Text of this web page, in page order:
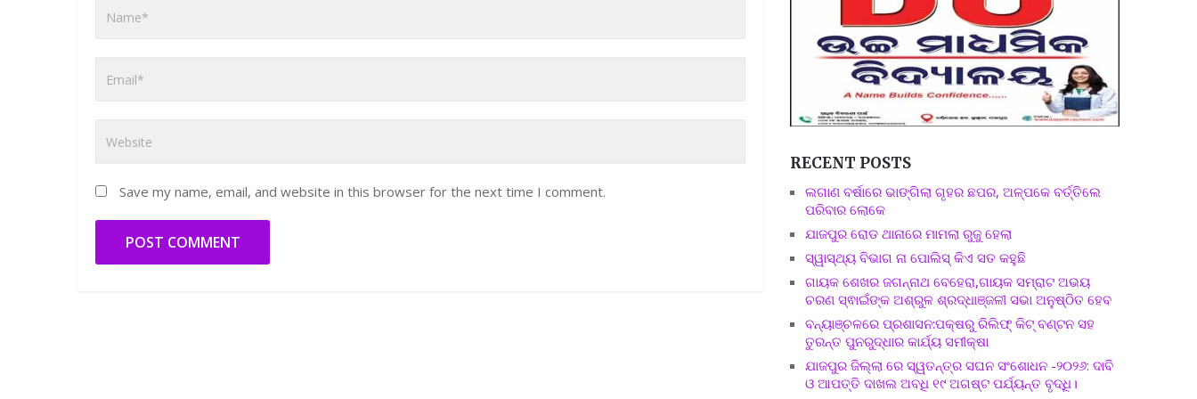
Save my name, email, and website in this browser for the next time I comment.
RECENT POSTS
ଲଗାଣ ବର୍ଷାରେ ଭାଙ୍ଗିଲା ଗୃହର ଛପର, ଅଳ୍ପକେ ବର୍ତ୍ତିଲେ
ପରିବାର ଲୋକେ
ଯାଜପୁର ରୋଡ ଥାନାରେ ମାମଲା ରୁଜୁ ହେଲା
ସ୍ୱାସ୍ଥ୍ୟ ବିଭାଗ ନା ପୋଲିସ୍ କିଏ ସତ କହୁଛି
ଗାୟକ ଶେଖର ଜଗନ୍ନାଥ ବେହେରା,ଗାୟକ ସମ୍ରାଟ ଅଭୟ
ଚରଣ ସ୍ଵାଇଁଙ୍କ ଅଶ୍ରୁଳ ଶ୍ରଦ୍ଧାଞ୍ଜଳୀ ସଭା ଅନୁଷ୍ଠିତ ହେବ
ବନ୍ୟାଞ୍ଚଳରେ ପ୍ରଶାସନ:ପକ୍ଷରୁ ରିଲିଫ୍ କିଟ୍ ବଣ୍ଟନ ସହ
ତୁରନ୍ତ ପୁନରୁଦ୍ଧାର କାର୍ଯ୍ୟ ସମୀକ୍ଷା
ଯାଜପୁର ଜିଲ୍ଲା ରେ ସ୍ୱତନ୍ତ୍ର ସଘନ ସଂଶୋଧନ -୨୦୨୬: ଦାବି
ଓ ଆପତ୍ତି ଦାଖଲ ଅବଧି ୧୯ ଅଗଷ୍ଟ ପର୍ଯ୍ୟନ୍ତ ବୃଦ୍ଧି।